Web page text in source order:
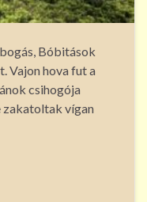
Bóbitások
Vajon hova fut a
csihogója
zakatoltak vígan